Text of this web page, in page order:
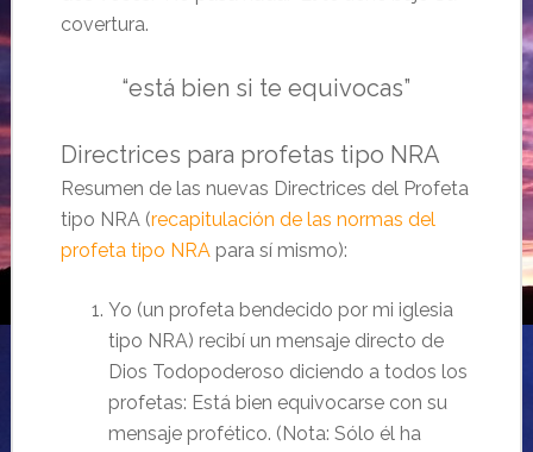
covertura.
“está bien si te equivocas”
Directrices para profetas tipo NRA
Resumen de las nuevas Directrices del Profeta
tipo NRA (recapitulación de las normas del
profeta tipo NRApara sí mismo):
Yo (un profeta bendecido por mi iglesia
tipo NRA) recibí un mensaje directo de
Dios Todopoderoso diciendo a todos los
profetas: Está bien equivocarse con su
mensaje profético. (Nota: Sólo él ha